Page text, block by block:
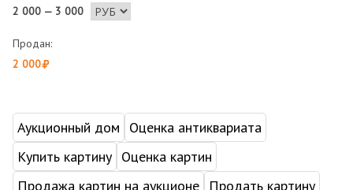
2 000 — 3 000
Продан:
2 000
Аукционный дом
Оценка антиквариата
Купить картину Оценка картин
Продажа картин на аукционе
Продать картину